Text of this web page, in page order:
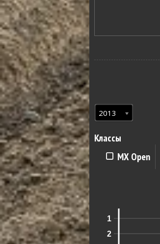
2013
Классы
MX Open
1
2